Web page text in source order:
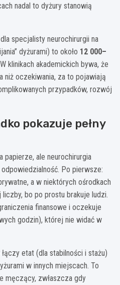
nadal to dyżury stanowią
specjalisty neurochirurgii na
dyżurami) to około 12 000–
klinikach akademickich bywa, że
niż oczekiwania, za to pojawiają
przypadków, rozwój
pokazuje pełny
papierze, ale neurochirurgia
Po pierwsze:
a w niektórych ośrodkach
bo po prostu brakuje ludzi.
finansowe i oczekuje
godzin), której nie widać w
etat (dla stabilności i stażu)
w innych miejscach. To
męczący, zwłaszcza gdy